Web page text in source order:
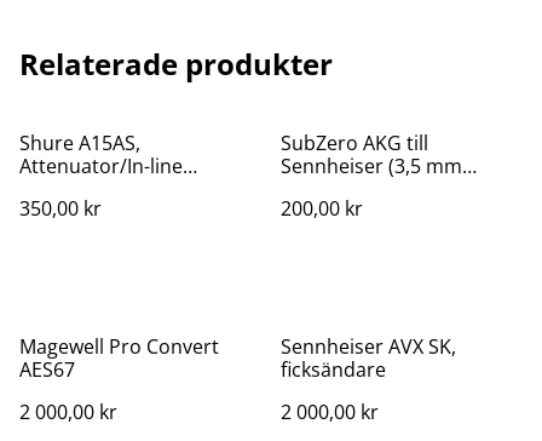
Relaterade produkter
Shure A15AS,
Attenuator/In-line
350,00 kr
SubZero AKG till
Sennheiser (3,5 mm
200,00 kr
Magewell Pro Convert
AES67
2 000,00 kr
Sennheiser AVX SK,
ficksändare
2 000,00 kr